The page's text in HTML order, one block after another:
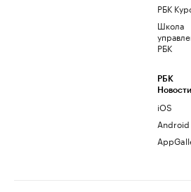
РБК
Школа
РБК
РБК
Новости
iOS
Android